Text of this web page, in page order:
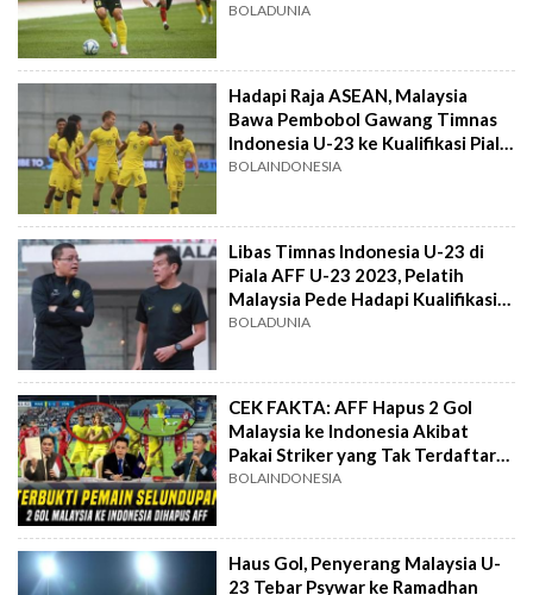
BOLADUNIA
Hadapi Raja ASEAN, Malaysia
Bawa Pembobol Gawang Timnas
Indonesia U-23 ke Kualifikasi Piala
Asia U-23 2024
BOLAINDONESIA
Libas Timnas Indonesia U-23 di
Piala AFF U-23 2023, Pelatih
Malaysia Pede Hadapi Kualifikasi
Piala Asia U-23
BOLADUNIA
CEK FAKTA: AFF Hapus 2 Gol
Malaysia ke Indonesia Akibat
Pakai Striker yang Tak Terdaftar
di Piala AFF
BOLAINDONESIA
Haus Gol, Penyerang Malaysia U-
23 Tebar Psywar ke Ramadhan